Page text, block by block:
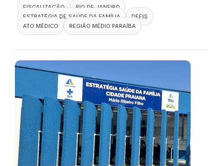
FISCALIZAÇÃO
RIO DE JANEIRO
ESTRATÉGIA DE SAÚDE DA FAMÍLIA
DEFIS
ATO MÉDICO
REGIÃO MÉDIO PARAÍBA